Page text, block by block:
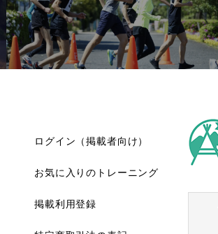
ログイン（掲載者向け）
お気に入りのトレーニング
掲載利用登録